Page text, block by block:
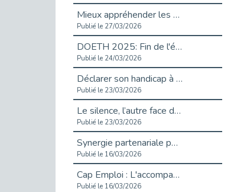
Mieux appréhender les enjeux du handicap singulier en entreprise - vidéo
Publié le 27/03/2026
DOETH 2025: Fin de l'écrêtement
Publié le 24/03/2026
Déclarer son handicap à son employeur : un levier professionnel ?
Publié le 23/03/2026
Le silence, l’autre face du recrutement : un appel au respect des candidats.
Publié le 23/03/2026
Synergie partenariale pour l'Inclusion Professionnelle chez Orange
Publié le 16/03/2026
Cap Emploi : L'accompagnement EXH c’est quoi ?
Publié le 16/03/2026